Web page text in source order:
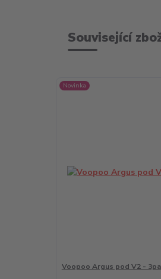
Související
Novinka
Voopoo Argus pod V2 -